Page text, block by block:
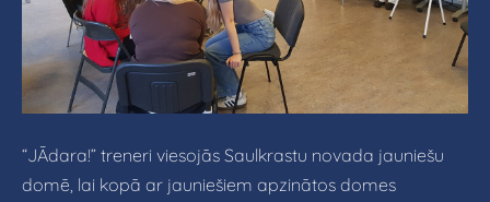
“JĀdara!” treneri viesojās Saulkrastu novada jauniešu
domē, lai kopā ar jauniešiem apzinātos domes